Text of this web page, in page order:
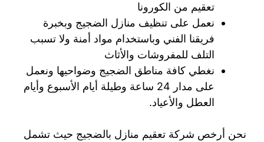
تعقيم من الكورونا
نعمل على تنظيف منازل الضجيج وبخبرة
فريقنا الفني وباستخدام مواد أمنة ولا تسبب
التلف للمفروشات والأثاث
نغطي كافة مناطق الضجيج وضواحيها ونعمل
على مدار 24 ساعة وطيلة أيام الأسبوع وأيام
العطل والأعياد.
نحن أرخص شركة تعقيم منازل بالضجيج حيث تشمل